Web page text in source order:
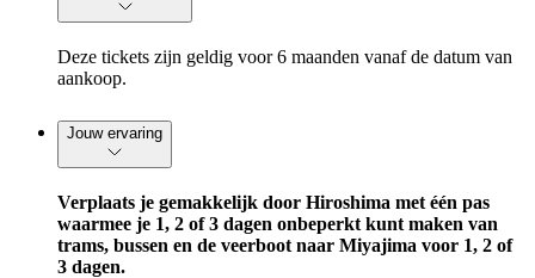
Deze tickets zijn geldig voor 6 maanden vanaf de datum van
aankoop.
Jouw ervaring
Verplaats je gemakkelijk door Hiroshima met één pas
waarmee je 1, 2 of 3 dagen onbeperkt kunt maken van
trams, bussen en de veerboot naar Miyajima voor 1, 2 of
3 dagen.